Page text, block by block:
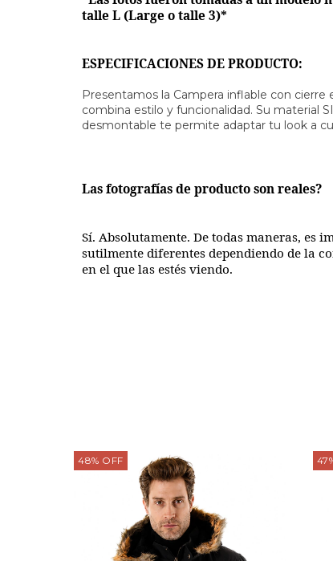
talle L (Large o talle 3)*
ESPECIFICACIONES DE PRODUCTO:
Presentamos la Campera inflable con
combina estilo y funcionalidad. Su material
desmontable te permite adaptar tu look a
Las fotografías de producto son reales?
Sí. Absolutamente. De todas maneras, es
sutilmente diferentes dependiendo de la
en el que las estés viendo.
48% OFF 47